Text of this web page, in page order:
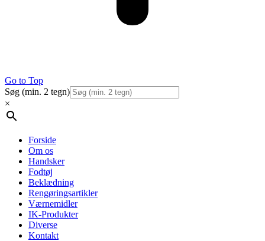
Go to Top
Søg (min. 2 tegn)
×
Forside
Om os
Handsker
Fodtøj
Beklædning
Rengøringsartikler
Værnemidler
IK-Produkter
Diverse
Kontakt